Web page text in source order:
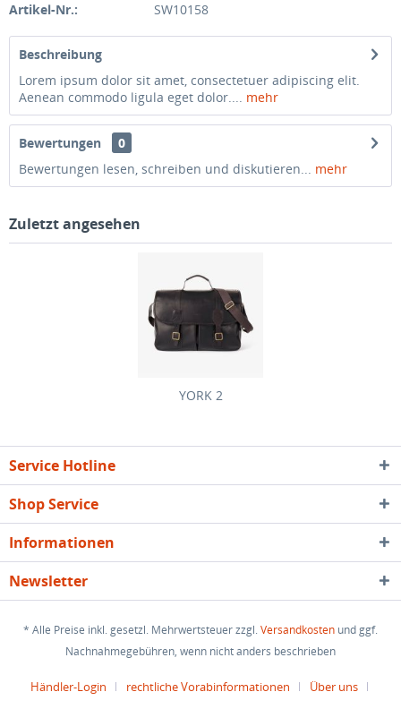
Artikel-Nr.: SW10158
Beschreibung
Lorem ipsum dolor sit amet, consectetuer adipiscing elit.
Aenean commodo ligula eget dolor.... mehr
Bewertungen
0
Bewertungen lesen, schreiben und diskutieren... mehr
Zuletzt angesehen
YORK 2
Service Hotline
Shop Service
Informationen
Newsletter
* Alle Preise inkl. gesetzl. Mehrwertsteuer zzgl.Versandkosten und ggf.
Nachnahmegebühren, wenn nicht anders beschrieben
Händler-Login rechtliche Vorabinformationen Über uns